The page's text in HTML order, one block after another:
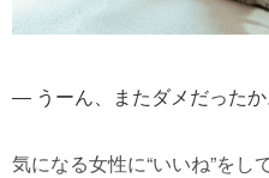
― うーん、またダメだったか
気になる女性に“いいね”をし